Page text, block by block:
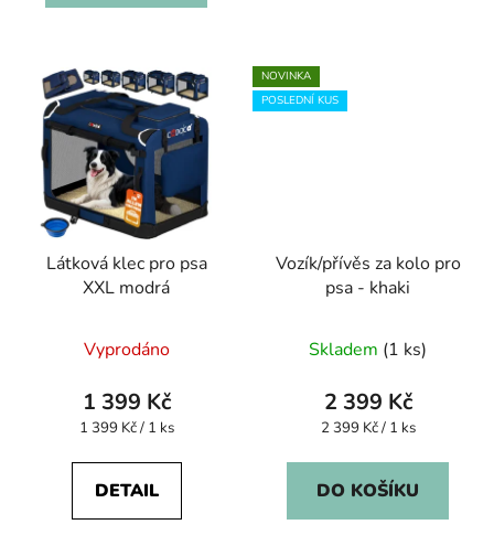
Látková klec pro psa
XXL modrá
Vyprodáno
1 399 Kč
Měrná
1 399 Kč / 1 ks
DETAIL
NOVINKA
POSLEDNÍ KUS
Vozík/přívěs za kolo pro
psa - khaki
Skladem (1 ks)
2 399 Kč
Měrná
2 399 Kč / 1 ks
DO KOŠÍKU